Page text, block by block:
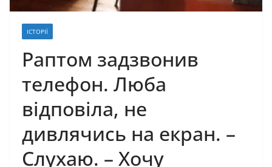
ІСТОРІЇ
Раптом задзвонив
телефон. Люба
відповіла, не
дивлячись на екран. –
Слухаю. – Хочу